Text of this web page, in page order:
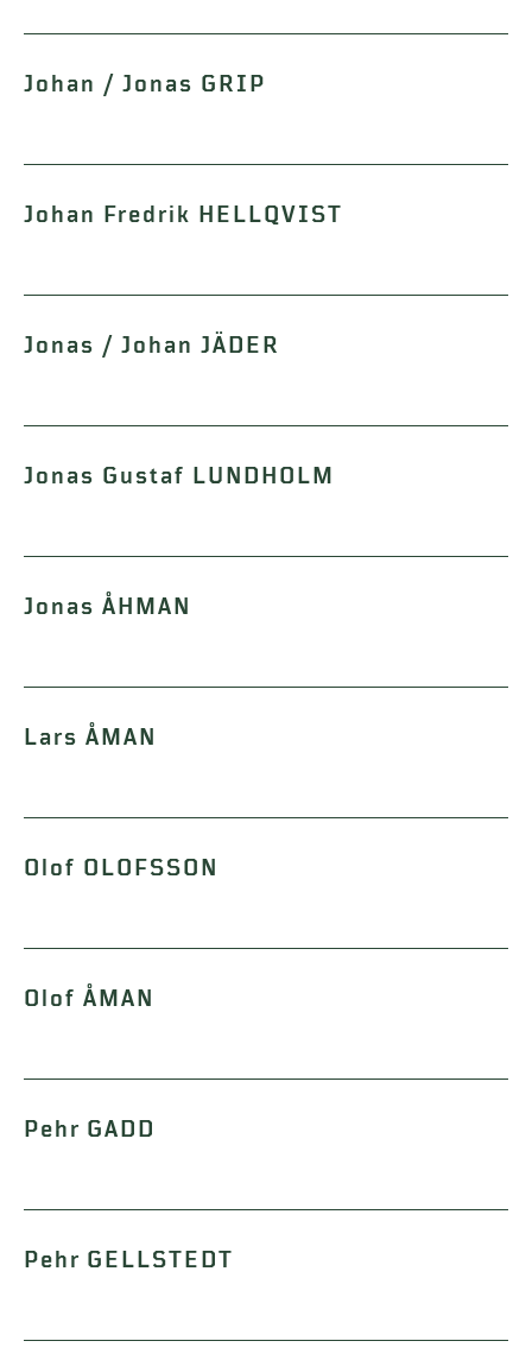
Johan / Jonas GRIP
Johan Fredrik HELLQVIST
Jonas / Johan JÄDER
Jonas Gustaf LUNDHOLM
Jonas ÅHMAN
Lars ÅMAN
Olof OLOFSSON
Olof ÅMAN
Pehr GADD
Pehr GELLSTEDT